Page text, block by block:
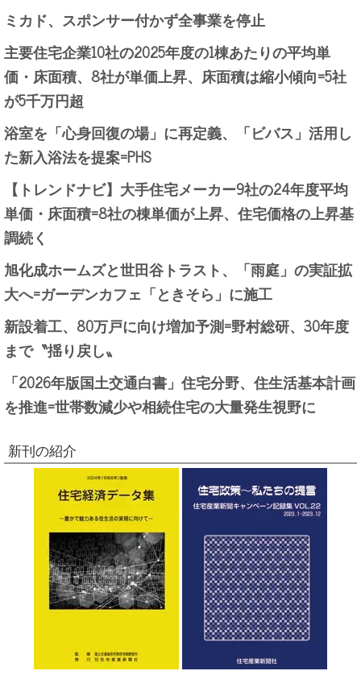
ミカド、スポンサー付かず全事業を停止
主要住宅企業10社の2025年度の1棟あたりの平均単
価・床面積、8社が単価上昇、床面積は縮小傾向=5社
が5千万円超
浴室を「心身回復の場」に再定義、「ビバス」活用し
た新入浴法を提案=PHS
【トレンドナビ】大手住宅メーカー9社の24年度平均
単価・床面積=8社の棟単価が上昇、住宅価格の上昇基
調続く
旭化成ホームズと世田谷トラスト、「雨庭」の実証拡
大へ=ガーデンカフェ「ときそら」に施工
新設着工、80万戸に向け増加予測=野村総研、30年度
まで〝揺り戻し〟
「2026年版国土交通白書」住宅分野、住生活基本計画
を推進=世帯数減少や相続住宅の大量発生視野に
新刊の紹介